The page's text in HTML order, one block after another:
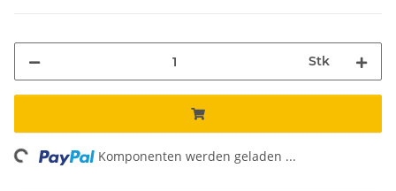
Stk
Komponenten werden geladen ...